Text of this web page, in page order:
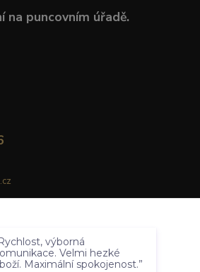
na puncovním úřadě.
Souhlasím
výborná
Velmi hezké
Maximální spokojenost.”